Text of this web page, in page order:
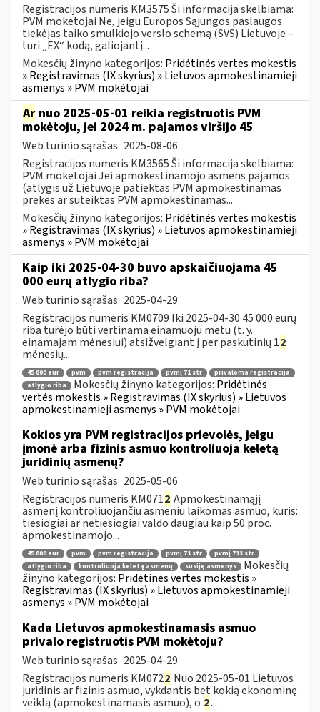
Registracijos numeris KM3575 Ši informacija skelbiama:
PVM mokėtojai Ne, jeigu Europos Sąjungos paslaugos
tiekėjas taiko smulkiojo verslo schemą (SVS) Lietuvoje –
turi „EX“ kodą, galiojantį...
Mokesčių žinyno kategorijos: Pridėtinės vertės mokestis
» Registravimas (IX skyrius) » Lietuvos apmokestinamieji
asmenys » PVM mokėtojai
Ar nuo 2025-05-01 reikia registruotis PVM
mokėtoju, jei 2024 m. pajamos viršijo 45
Web turinio sąrašas 2025-08-06
Registracijos numeris KM3565 Ši informacija skelbiama:
PVM mokėtojai Jei apmokestinamojo asmens pajamos
(atlygis už Lietuvoje patiektas PVM apmokestinamas
prekes ar suteiktas PVM apmokestinamas...
Mokesčių žinyno kategorijos: Pridėtinės vertės mokestis
» Registravimas (IX skyrius) » Lietuvos apmokestinamieji
asmenys » PVM mokėtojai
Kaip iki 2025-04-30 buvo apskaičiuojama 45
000 eurų atlygio riba?
Web turinio sąrašas 2025-04-29
Registracijos numeris KM0709 Iki 2025-04-30 45 000 eurų
riba turėjo būti vertinama einamuoju metu (t. y.
einamajam mėnesiui) atsižvelgiant į per paskutinių 12
mėnesių...
45 000 eur pvm pvm registracija pvmį 71 str
privaloma registracija
atlygio riba
Mokesčių žinyno kategorijos: Pridėtinės
vertės mokestis » Registravimas (IX skyrius) » Lietuvos
apmokestinamieji asmenys » PVM mokėtojai
Kokios yra PVM registracijos prievolės, jeigu
įmonė arba fizinis asmuo kontroliuoja keletą
juridinių asmenų?
Web turinio sąrašas 2025-05-06
Registracijos numeris KM0712 Apmokestinamąjį
asmenį kontroliuojančiu asmeniu laikomas asmuo, kuris:
tiesiogiai ar netiesiogiai valdo daugiau kaip 50 proc.
apmokestinamojo...
45 000 eur pvm pvm registracija pvmį 71 str
pvmį 711 str
atlygio riba
kontroliuoja keletą asmenų susiję asmenys
Mokesčių
žinyno kategorijos: Pridėtinės vertės mokestis »
Registravimas (IX skyrius) » Lietuvos apmokestinamieji
asmenys » PVM mokėtojai
Kada Lietuvos apmokestinamasis asmuo
privalo registruotis PVM mokėtoju?
Web turinio sąrašas 2025-04-29
Registracijos numeris KM0722 Nuo 2025-05-01 Lietuvos
juridinis ar fizinis asmuo, vykdantis bet kokią ekonominę
veiklą (apmokestinamasis asmuo), o 2...